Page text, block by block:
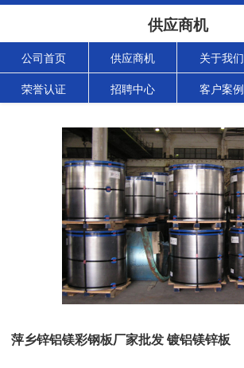
供应商机
公司首页 供应商机 关于我们
荣誉认证 招聘中心 客户案例
萍乡锌铝镁彩钢板厂家批发 镀铝镁锌板